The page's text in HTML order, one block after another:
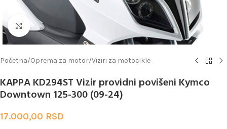
Uveličaj
Početna/Oprema za motor/Viziri za motocikle
KAPPA KD294ST Vizir providni povišeni Kymco
Downtown 125-300 (09-24)
17.000,00 RSD